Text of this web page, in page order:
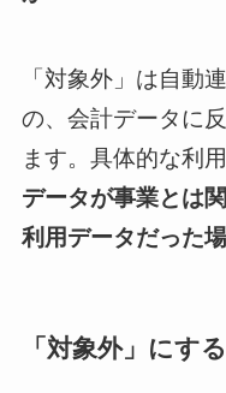
「対象外」は自動
の、会計データに
ます。具体的な利
データが事業とは
利用データだった
「対象外」にす